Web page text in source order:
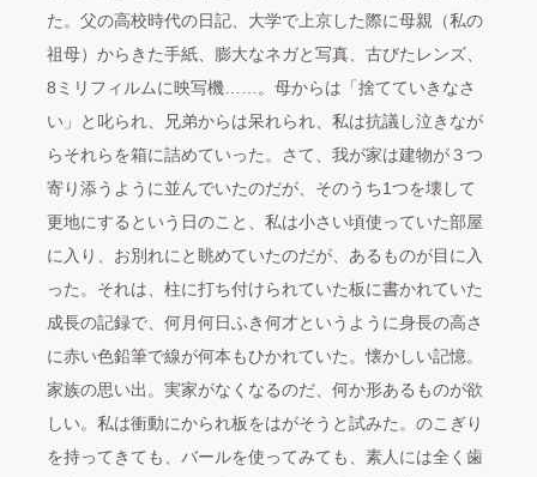
た。父の高校時代の日記、大学で上京した際に母親（私の
祖母）からきた手紙、膨大なネガと写真、古びたレンズ、
8ミリフィルムに映写機……。母からは「捨てていきなさ
い」と叱られ、兄弟からは呆れられ、私は抗議し泣きなが
らそれらを箱に詰めていった。さて、我が家は建物が３つ
寄り添うように並んでいたのだが、そのうち1つを壊して
更地にするという日のこと、私は小さい頃使っていた部屋
に入り、お別れにと眺めていたのだが、あるものが目に入
った。それは、柱に打ち付けられていた板に書かれていた
成長の記録で、何月何日ふき何才というように身長の高さ
に赤い色鉛筆で線が何本もひかれていた。懐かしい記憶。
家族の思い出。実家がなくなるのだ、何か形あるものが欲
しい。私は衝動にかられ板をはがそうと試みた。のこぎり
を持ってきても、バールを使ってみても、素人には全く歯